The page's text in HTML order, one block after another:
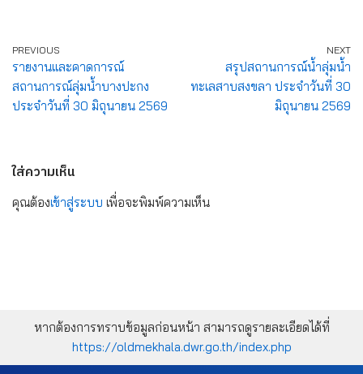
PREVIOUS
รายงานและคาดการณ์
สถานการณ์ลุ่มน้ำบางปะกง
ประจำวันที่ 30 มิถุนายน 2569
NEXT
สรุปสถานการณ์น้ำลุ่มน้ำ
ทะเลสาบสงขลา ประจำวันที่ 30
มิถุนายน 2569
ใส่ความเห็น
คุณต้องเข้าสู่ระบบ เพื่อจะพิมพ์ความเห็น
หากต้องการทราบข้อมูลก่อนหน้า สามารถดูรายละเอียดได้ที่
https://oldmekhala.dwr.go.th/index.php